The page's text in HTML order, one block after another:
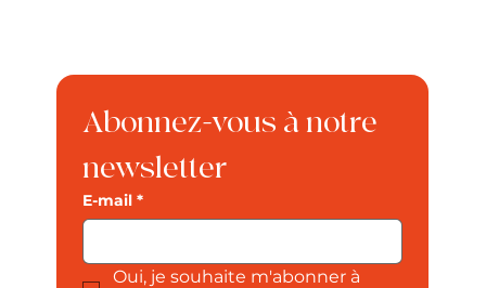
Abonnez-vous à notre
newsletter
E-mail *
Oui, je souhaite m'abonner à